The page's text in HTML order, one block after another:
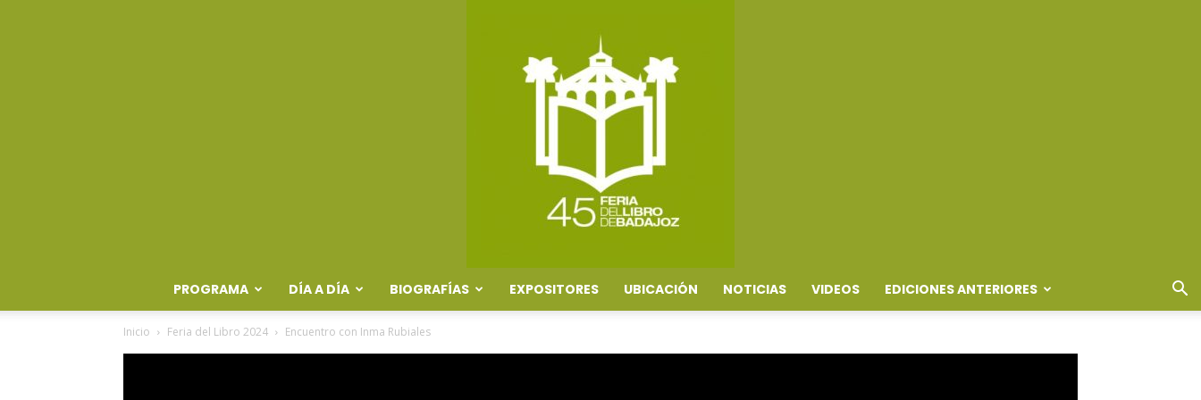
PROGRAMA DÍA A DÍA BIOGRAFÍAS EXPOSITORES UBICACIÓN NOTICIAS VIDEOS EDICIONES ANTERIORES
Inicio Feria del Libro 2024 Encuentro con Inma Rubiales